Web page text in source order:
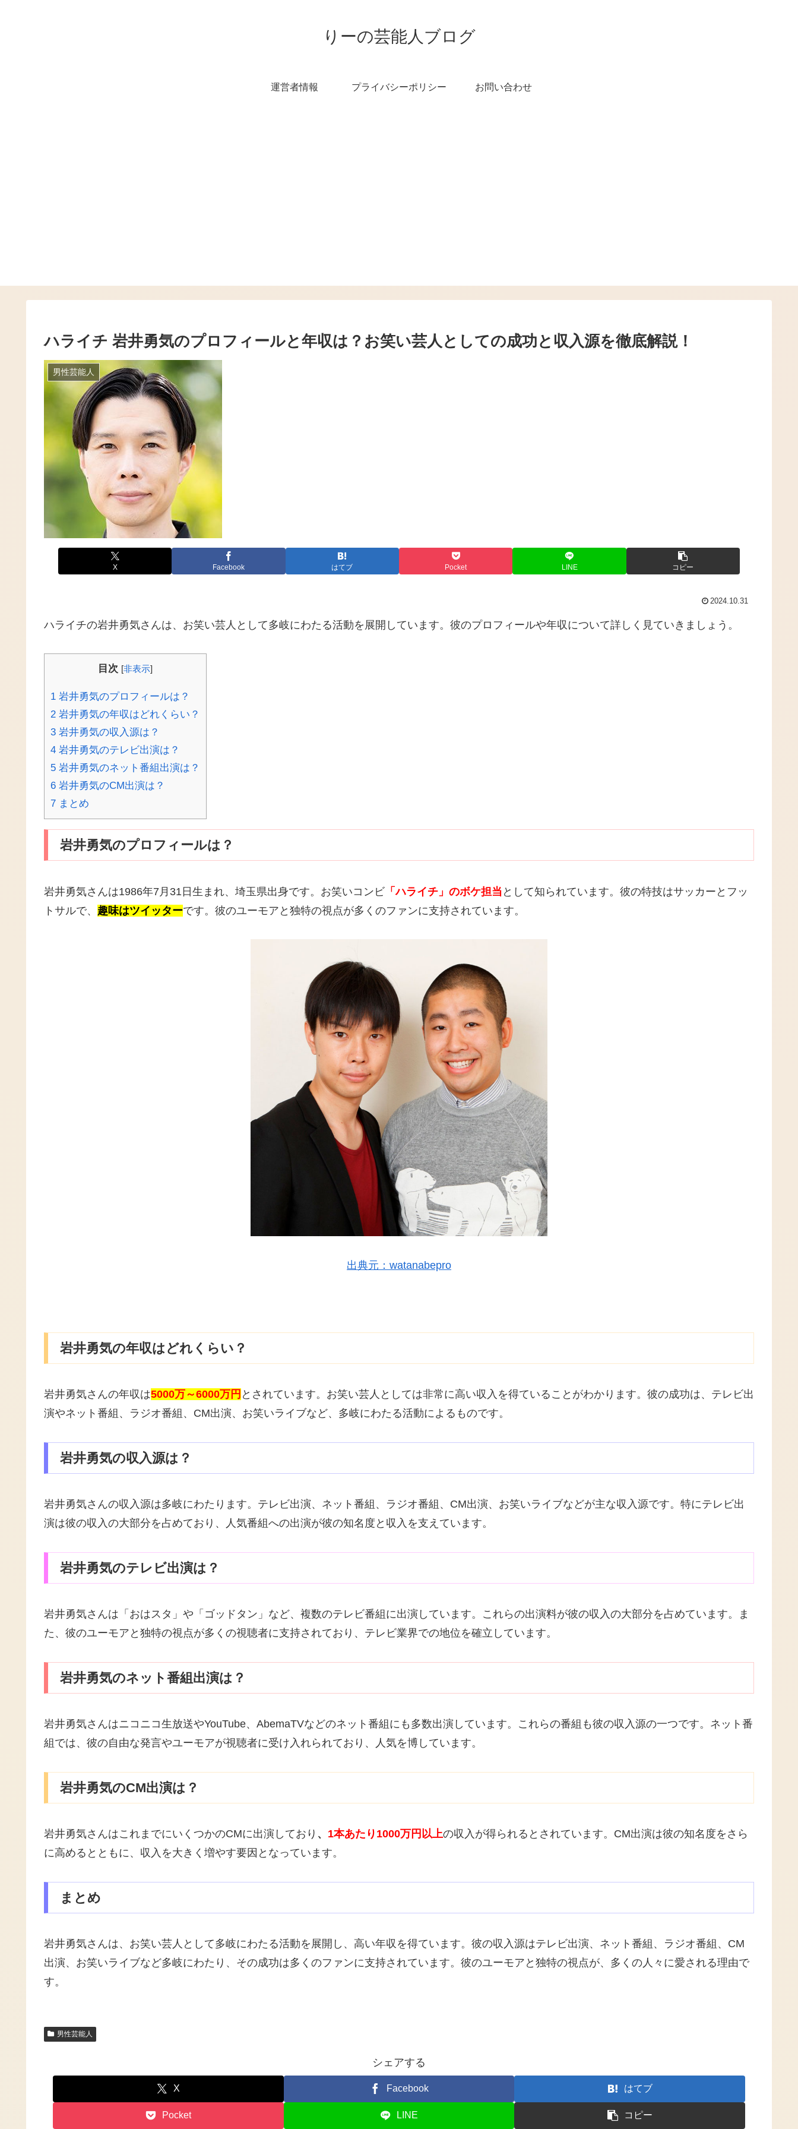
りーの芸能人ブログ
運営者情報 プライバシーポリシー お問い合わせ
ハライチ 岩井勇気のプロフィールと年収は？お笑い芸人としての成功と収入源を徹底解説！
男性芸能人
X Facebook はてブ Pocket LINE コピー
2024.10.31
ハライチの岩井勇気さんは、お笑い芸人として多岐にわたる活動を展開しています。彼のプロフィールや年収について詳しく見ていきましょう。
目次 [非表示]
1 岩井勇気のプロフィールは？
2 岩井勇気の年収はどれくらい？
3 岩井勇気の収入源は？
4 岩井勇気のテレビ出演は？
5 岩井勇気のネット番組出演は？
6 岩井勇気のCM出演は？
7 まとめ
岩井勇気のプロフィールは？
岩井勇気さんは1986年7月31日生まれ、埼玉県出身です。お笑いコンビ 「ハライチ」のボケ担当 として知られています。彼の特技はサッカーとフッ
トサルで、 趣味はツイッターです。彼のユーモアと独特の視点が多くのファンに支持されています。
出典元：watanabepro
岩井勇気の年収はどれくらい？
岩井勇気さんの年収は5000万～6000万円 とされています。お笑い芸人としては非常に高い収入を得ていることがわかります。彼の成功は、テレビ出
演やネット番組、ラジオ番組、CM出演、お笑いライブなど、多岐にわたる活動によるものです。
岩井勇気の収入源は？
岩井勇気さんの収入源は多岐にわたります。テレビ出演、ネット番組、ラジオ番組、CM出演、お笑いライブなどが主な収入源です。特にテレビ出
演は彼の収入の大部分を占めており、人気番組への出演が彼の知名度と収入を支えています。
岩井勇気のテレビ出演は？
岩井勇気さんは「おはスタ」や「ゴッドタン」など、複数のテレビ番組に出演しています。これらの出演料が彼の収入の大部分を占めています。ま
た、彼のユーモアと独特の視点が多くの視聴者に支持されており、テレビ業界での地位を確立しています。
岩井勇気のネット番組出演は？
岩井勇気さんはニコニコ生放送やYouTube、AbemaTVなどのネット番組にも多数出演しています。これらの番組も彼の収入源の一つです。ネット番
組では、彼の自由な発言やユーモアが視聴者に受け入れられており、人気を博しています。
岩井勇気のCM出演は？
岩井勇気さんはこれまでにいくつかのCMに出演しており 、 1本あたり1000万円以上の収入が得られるとされています。CM出演は彼の知名度をさら
に高めるとともに、収入を大きく増やす要因となっています。
まとめ
岩井勇気さんは、お笑い芸人として多岐にわたる活動を展開し、高い年収を得ています。彼の収入源はテレビ出演、ネット番組、ラジオ番組、CM
出演、お笑いライブなど多岐にわたり、その成功は多くのファンに支持されています。彼のユーモアと独特の視点が、多くの人々に愛される理由で
す。
男性芸能人
シェアする
X Facebook はてブ
Pocket LINE コピー